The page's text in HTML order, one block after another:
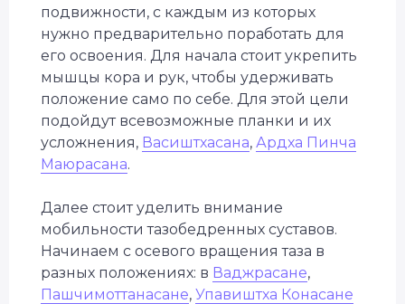
подвижности, с каждым из которых
нужно предварительно поработать для
его освоения. Для начала стоит укрепить
мышцы кора и рук, чтобы удерживать
положение само по себе. Для этой цели
подойдут всевозможные планки и их
усложнения, Васиштхасана, Ардха Пинча
Маюрасана.
Далее стоит уделить внимание
мобильности тазобедренных суставов.
Начинаем с осевого вращения таза в
разных положениях: в Ваджрасане,
Пашчимоттанасане, Упавиштха Конасане